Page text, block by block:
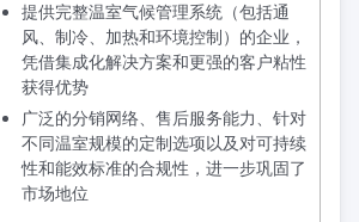
提供完整温室气候管理系统（包括通
风、制冷、加热和环境控制）的企业，
凭借集成化解决方案和更强的客户粘性
获得优势
广泛的分销网络、售后服务能力、针对
不同温室规模的定制选项以及对可持续
性和能效标准的合规性，进一步巩固了
市场地位